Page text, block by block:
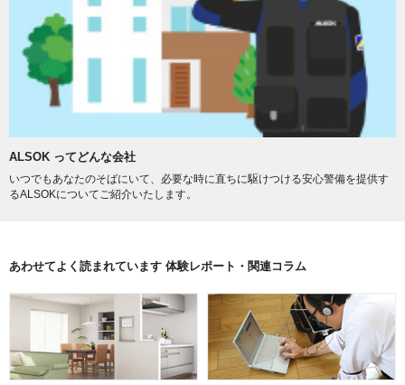
ALSOK ってどんな会社
いつでもあなたのそばにいて、必要な時に直ちに駆けつける安心警備を提供す
るALSOKについてご紹介いたします。
あわせてよく読まれています 体験レポート・関連コラム